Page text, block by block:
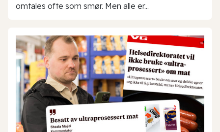
omtales ofte som smør. Men alle er...